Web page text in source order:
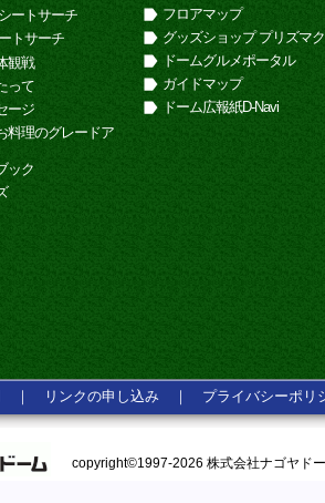
ートサーチ
トサーチ
観戦
って
ージ
料理のグレードア
ック
フロアマップ
グッズショップ プリズマ
ドームグルメポータル
ガイドマップ
ドーム広報紙D-Navi
｜ リンクの申し込み ｜ プライバシーポリ
copyright©1997-2026 株式会社ナゴヤド